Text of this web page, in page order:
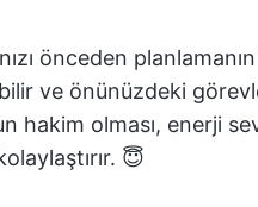
önceden
ve önünüzdeki
hakim olması, enerji
😇